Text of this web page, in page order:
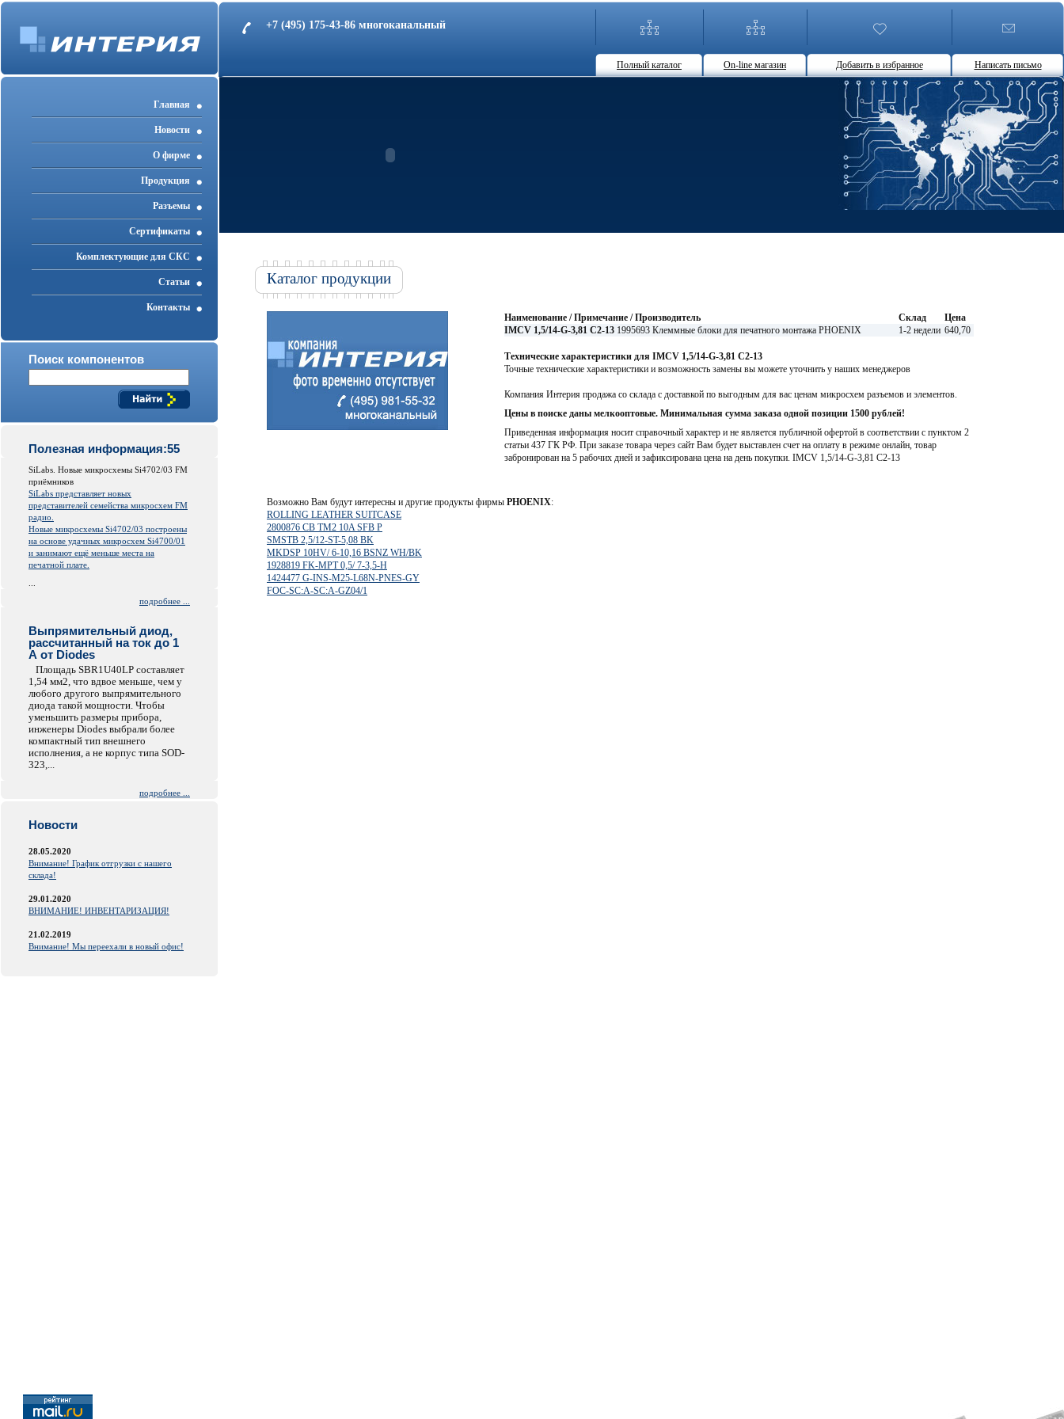
+7 (495) 175-43-86 многоканальный
Полный каталог On-line магазин Добавить в избранное Написать письмо
Главная
Новости
О фирме
Продукция
Разъемы
Cертификаты
Комплектующие для СКС
Статьи
Контакты
Поиск компонентов
Полезная информация:55
SiLabs. Новые микросхемы Si4702/03 FM
приёмников
SiLabs представляет новых
представителей семейства микросхем FM
радио.
Новые микросхемы Si4702/03 построены
на основе удачных микросхем Si4700/01
и занимают ещё меньше места на
печатной плате.
подробнее ...
Выпрямительный диод,
рассчитанный на ток до 1
А от Diodes
Площадь SBR1U40LP составляет
1,54 мм2, что вдвое меньше, чем у
любого другого выпрямительного
диода такой мощности. Чтобы
уменьшить размеры прибора,
инженеры Diodes выбрали более
компактный тип внешнего
исполнения, а не корпус типа SOD-
323,...
подробнее ...
Новости
28.05.2020
Внимание! График отгрузки с нашего
склада!
29.01.2020
ВНИМАНИЕ! ИНВЕНТАРИЗАЦИЯ!
21.02.2019
Внимание! Мы переехали в новый офис!
Каталог продукции
Наименование / Примечание / Производитель Склад
Цена
IMCV 1,5/14-G-3,81 C2-13 1995693 Клеммные блоки для печатного монтажа PHOENIX 1-2 недели 640,70
Технические характеристики для IMCV 1,5/14-G-3,81 C2-13
Точные технические характеристики и возможность замены вы можете уточнить у наших менеджеров
Компания Интерия продажа со склада с доставкой по выгодным для вас ценам микросхем разъемов и элементов.
Цены в поиске даны мелкооптовые. Минимальная сумма заказа одной позиции 1500 рублей!
Приведенная информация носит справочный характер и не является публичной офертой в соответствии с пунктом 2
статьи 437 ГК РФ. При заказе товара через сайт Вам будет выставлен счет на оплату в режиме онлайн, товар
забронирован на 5 рабочих дней и зафиксирована цена на день покупки. IMCV 1,5/14-G-3,81 C2-13
Возможно Вам будут интересны и другие продукты фирмы PHOENIX:
ROLLING LEATHER SUITCASE
2800876 CB TM2 10A SFB P
SMSTB 2,5/12-ST-5,08 BK
MKDSP 10HV/ 6-10,16 BSNZ WH/BK
1928819 FK-MPT 0,5/ 7-3,5-H
1424477 G-INS-M25-L68N-PNES-GY
FOC-SC:A-SC:A-GZ04/1